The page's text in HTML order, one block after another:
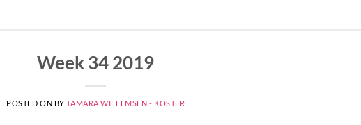
Week 34 2019
POSTED ON BYTAMARA WILLEMSEN - KOSTER